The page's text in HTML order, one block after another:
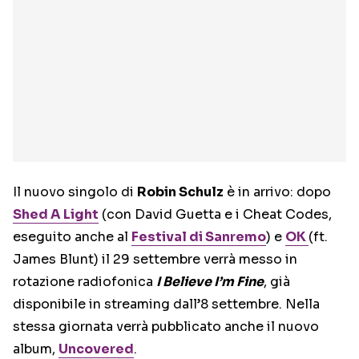
Il nuovo singolo di Robin Schulz è in arrivo: dopo
Shed A Light (con David Guetta e i Cheat Codes,
eseguito anche al Festival di Sanremo) e OK(ft.
James Blunt) il 29 settembre verrà messo in
rotazione radiofonica I Believe I’m Fine, già
disponibile in streaming dall’8 settembre. Nella
stessa giornata verrà pubblicato anche il nuovo
album, Uncovered.